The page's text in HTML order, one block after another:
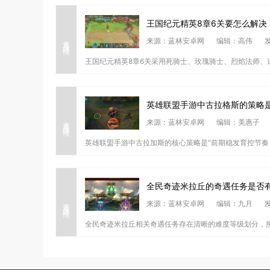
查看详情
王国纪元精英8章6关要怎么解决
来源：蓝林安卓网 编辑：高伟
王国纪元精英8章6关采用死骑士、玫瑰骑士、烈焰法师
查看详情
英雄联盟手游中古拉格斯的策略
来源：蓝林安卓网 编辑：美惠子
英雄联盟手游中古拉加斯的核心策略是“前期稳发育控节
查看详情
全民奇迹米拉丘的奇遇任务是否
来源：蓝林安卓网 编辑：九月
全民奇迹米拉丘相关奇遇任务存在清晰的难度等级划分